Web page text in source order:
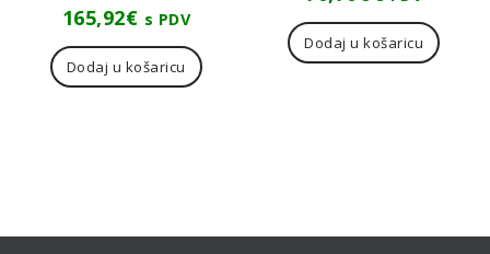
165,92€ s PDV
Dodaj u košaricu
Dodaj u košaricu